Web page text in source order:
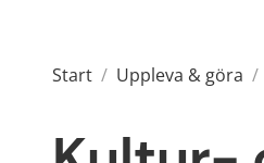
Start / Uppleva & göra /